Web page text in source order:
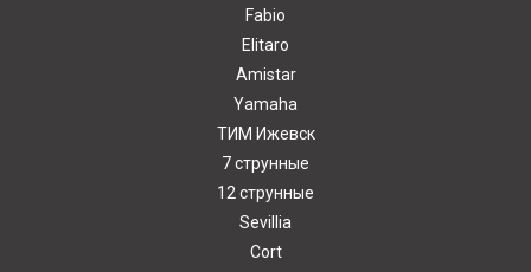
Fabio
Elitaro
Amistar
Yamaha
ТИМ Ижевск
7 струнные
12 струнные
Sevillia
Cort